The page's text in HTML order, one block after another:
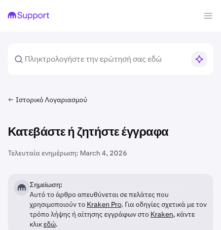
Ιστορικό Λογαριασμού
Κατεβάστε ή ζητήστε έγγραφα
Τελευταία ενημέρωση: March 4, 2026
Σημείωση:
Αυτό το άρθρο απευθύνεται σε πελάτες που
χρησιμοποιούν το Kraken Pro. Για οδηγίες σχετικά με τον
τρόπο λήψης ή αίτησης εγγράφων στο Kraken, κάντε
κλικ εδώ.